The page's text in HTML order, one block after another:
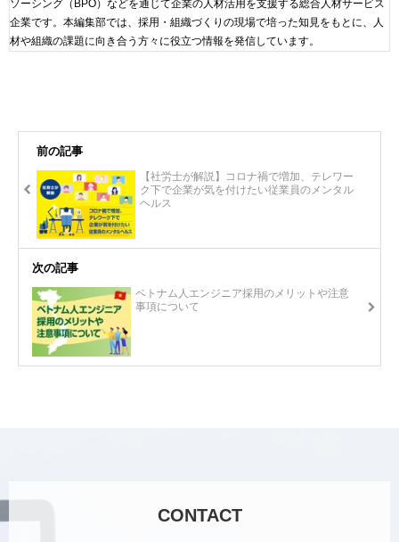
ソーシング（BPO）などを通じて企業の人材活用を支援する総合人材サービス
企業です。本編集部では、採用・組織づくりの現場で培った知見をもとに、人
材や組織の課題に向き合う方々に役立つ情報を発信しています。
前の記事
【社労士が解説】コロナ禍で増加、テレワー
ク下で企業が気を付けたい従業員のメンタル
ヘルス
次の記事
ベトナム人エンジニア採用のメリットや注意
事項について
CONTACT